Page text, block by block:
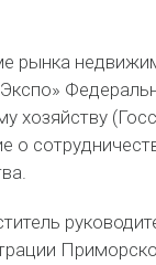
хозяйству
о